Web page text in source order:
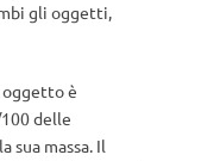
gli oggetti,
oggetto è
delle
sua massa. Il